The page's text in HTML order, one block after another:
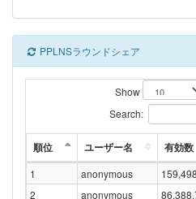
PPLNSラウンドシェア
Show
Search:
順位 ユーザー名 有効数
1 anonymous
2
anonymous